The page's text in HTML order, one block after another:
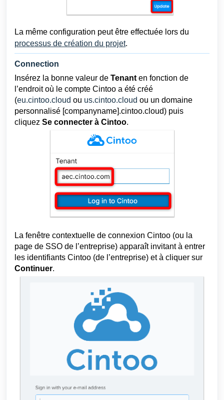
La même configuration peut être effectuée lors du
processus de création du projet.
Connection
Insérez la bonne valeur de Tenant en fonction de
l’endroit où le compte Cintoo a été créé
(eu.cintoo.cloud ou us.cintoo.cloud ou un domaine
personnalisé [companyname].cintoo.cloud) puis
cliquez Se connecter à Cintoo.
La fenêtre contextuelle de connexion Cintoo (ou la
page de SSO de l’entreprise) apparaît invitant à entrer
les identifiants Cintoo (de l’entreprise) et à cliquer sur
Continuer.